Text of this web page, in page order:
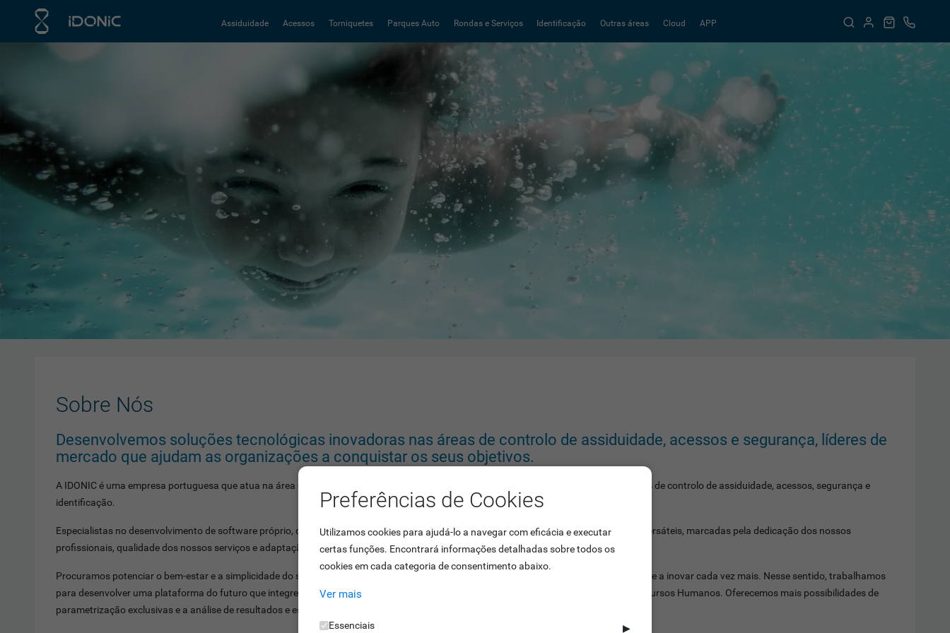
Assiduidade Acessos Torniquetes Parques Auto Rondas e Serviços Identificação Outras áreas Cloud APP
Sobre Nós
Desenvolvemos soluções tecnológicas inovadoras nas áreas de controlo de assiduidade, acessos e segurança, líderes de
mercado que ajudam as organizações a conquistar os seus objetivos.
A IDONIC é uma empresa portuguesa que atua na área das novas tecnologias e se dedica à constante inovação dos sistemas integrados de controlo de assiduidade, acessos, segurança e
identificação.
Especialistas no desenvolvimento de software próprio, damos resposta às necessidades das organizações, com soluções completas e versáteis, marcadas pela dedicação dos nossos
profissionais, qualidade dos nossos serviços e adaptação à realidade de cada empresa.
Procuramos potenciar o bem-estar e a simplicidade do seu dia de trabalho, e, com a nossa equipa especializada, continuamos a avançar e a inovar cada vez mais. Nesse sentido, trabalhamos
para desenvolver uma plataforma do futuro que integre, de forma organizada e intuitiva, todos os softwares de gestão e controlo de Recursos Humanos. Oferecemos mais possibilidades de
parametrização exclusivas e a análise de resultados e estatísticas, para aperfeiçoar cada sistema à medida de cada exigência.
Preferências de Cookies
Utilizamos cookies para ajudá-lo a navegar com eficácia e executar
certas funções. Encontrará informações detalhadas sobre todos os
cookies em cada categoria de consentimento abaixo.
Ver mais
Essenciais ▶